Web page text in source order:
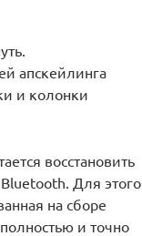
апскейлинга
и колонки
восстановить
Для этого
на сборе
и точно